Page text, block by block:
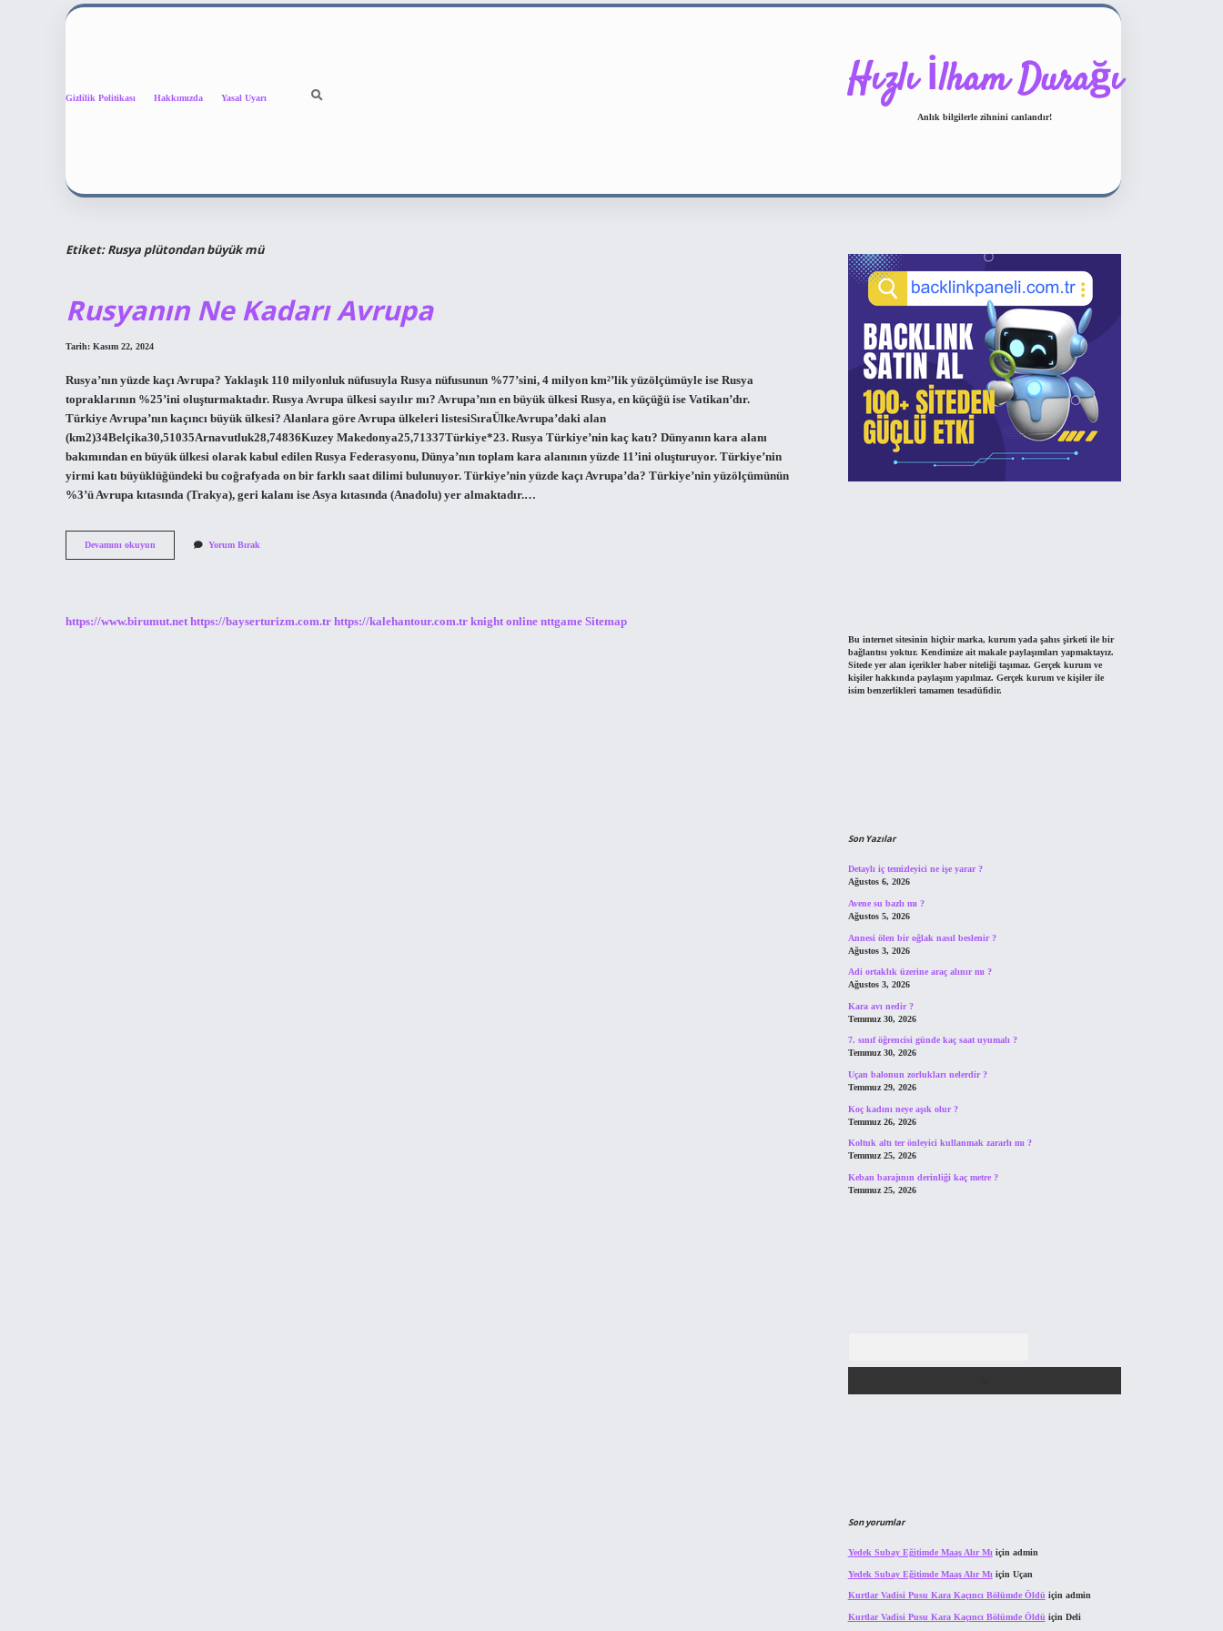
Gizlilik Politikası Hakkımızda Yasal Uyarı Hızlı İlham Durağı
Anlık bilgilerle zihnini canlandır!
Etiket:Rusya plütondan büyük mü
Rusyanın Ne Kadarı Avrupa
Tarih: Kasım 22, 2024
Rusya’nın yüzde kaçı Avrupa? Yaklaşık 110 milyonluk nüfusuyla Rusya nüfusunun %77’sini, 4 milyon km²’lik yüzölçümüyle ise Rusya
topraklarının %25’ini oluşturmaktadır. Rusya Avrupa ülkesi sayılır mı? Avrupa’nın en büyük ülkesi Rusya, en küçüğü ise Vatikan’dır.
Türkiye Avrupa’nın kaçıncı büyük ülkesi? Alanlara göre Avrupa ülkeleri listesiSıraÜlkeAvrupa’daki alan
(km2)34Belçika30,51035Arnavutluk28,74836Kuzey Makedonya25,71337Türkiye*23. Rusya Türkiye’nin kaç katı? Dünyanın kara alanı
bakımından en büyük ülkesi olarak kabul edilen Rusya Federasyonu, Dünya’nın toplam kara alanının yüzde 11’ini oluşturuyor. Türkiye’nin
yirmi katı büyüklüğündeki bu coğrafyada on bir farklı saat dilimi bulunuyor. Türkiye’nin yüzde kaçı Avrupa’da? Türkiye’nin yüzölçümünün
%3’ü Avrupa kıtasında (Trakya), geri kalanı ise Asya kıtasında (Anadolu) yer almaktadır.…
Devamını okuyun
Ne
Yorum Bırak
https://www.birumut.net https://bayserturizm.com.tr https://kalehantour.com.tr knight online nttgame Sitemap
Bu internet sitesinin hiçbir marka, kurum yada şahıs şirketi ile bir
bağlantısı yoktur. Kendimize ait makale paylaşımları yapmaktayız.
Sitede yer alan içerikler haber niteliği taşımaz. Gerçek kurum ve
kişiler hakkında paylaşım yapılmaz. Gerçek kurum ve kişiler ile
isim benzerlikleri tamamen tesadüfidir.
Son Yazılar
Detaylı iç temizleyici ne işe yarar ?
Ağustos 6, 2026
Avene su bazlı mı ?
Ağustos 5, 2026
Annesi ölen bir oğlak nasıl beslenir ?
Ağustos 3, 2026
Adi ortaklık üzerine araç alınır mı ?
Ağustos 3, 2026
Kara avı nedir ?
Temmuz 30, 2026
7. sınıf öğrencisi günde kaç saat uyumalı ?
Temmuz 30, 2026
Uçan balonun zorlukları nelerdir ?
Temmuz 29, 2026
Koç kadını neye aşık olur ?
Temmuz 26, 2026
Koltuk altı ter önleyici kullanmak zararlı mı ?
Temmuz 25, 2026
Keban barajının derinliği kaç metre ?
Temmuz 25, 2026
Son yorumlar
Yedek Subay Eğitimde Maaş Alır Mı için admin
Yedek Subay Eğitimde Maaş Alır Mı için Uçan
Kurtlar Vadisi Pusu Kara Kaçıncı Bölümde Öldü için admin
Kurtlar Vadisi Pusu Kara Kaçıncı Bölümde Öldü için Deli